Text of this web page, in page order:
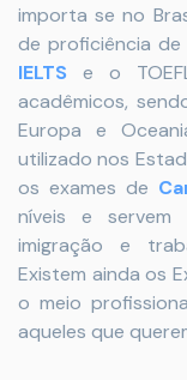
importa se no
de proficiência de
IELTS
e o
acadêmicos,
Europa e
utilizado nos
os exames de
níveis e servem
imigração e
Existem ainda os
o meio
aqueles que